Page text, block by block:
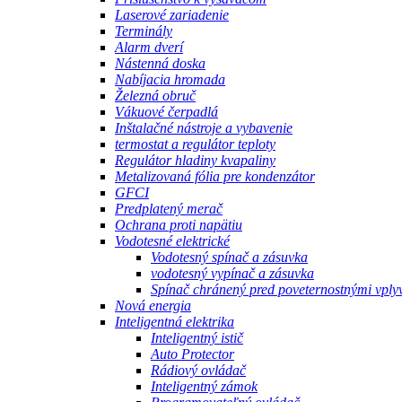
Laserové zariadenie
Terminály
Alarm dverí
Nástenná doska
Nabíjacia hromada
Železná obruč
Vákuové čerpadlá
Inštalačné nástroje a vybavenie
termostat a regulátor teploty
Regulátor hladiny kvapaliny
Metalizovaná fólia pre kondenzátor
GFCI
Predplatený merač
Ochrana proti napätiu
Vodotesné elektrické
Vodotesný spínač a zásuvka
vodotesný vypínač a zásuvka
Spínač chránený pred poveternostnými
Nová energia
Inteligentná elektrika
Inteligentný istič
Auto Protector
Rádiový ovládač
Inteligentný zámok